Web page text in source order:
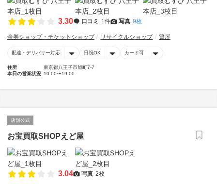
3.30 口コミ 1件 写真 9枚
金券ショップ・チケットショップ リサイクルショップ 質屋
配達・デリバリー対応 日祝OK カード可
住所
東京都八王子市旭町7-7
本日の営業状況 10:00〜19:00
店舗公式
お宝買取SHOPえど屋
3.04 写真 2枚